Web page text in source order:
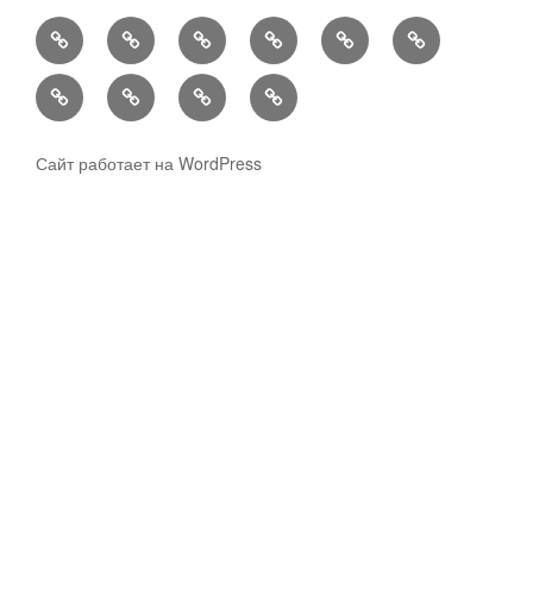
FAQ Рукоделие
А
еще
Мы КонкурсыОбменник
ХвастаемсяСтатьи Aukara
Shop
User
Profile
Сайт работает на WordPress